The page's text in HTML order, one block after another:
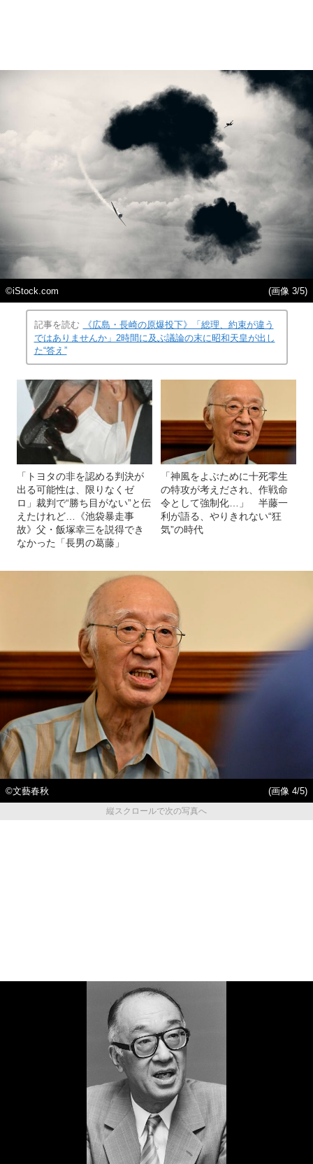
©iStock.com (画像 3/5)
記事を読む
《広島・長崎の原爆投下》「総理、約束が違う
ではありませんか」2時間に及ぶ議論の末に昭和天皇が出し
た“答え”
「トヨタの非を認める判決が
出る可能性は、限りなくゼ
ロ」裁判で“勝ち目がない”と伝
えたけれど…《池袋暴走事
故》父・飯塚幸三を説得でき
なかった「長男の葛藤」
「神風をよぶために十死零生
の特攻が考えだされ、作戦命
令として強制化…」 半藤一
利が語る、やりきれない“狂
気”の時代
©文藝春秋
(画像 4/5)
縦スクロールで次の写真へ